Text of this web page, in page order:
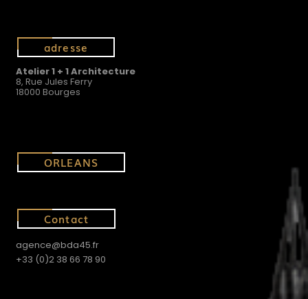
adresse
Atelier 1 + 1 Architecture
8, Rue Jules Ferry
18000 Bourges
ORLEANS
Contact
agence@bda45.fr
+33 (0)2 38 66 78 90